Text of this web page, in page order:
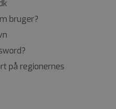
bruger?
på regionernes